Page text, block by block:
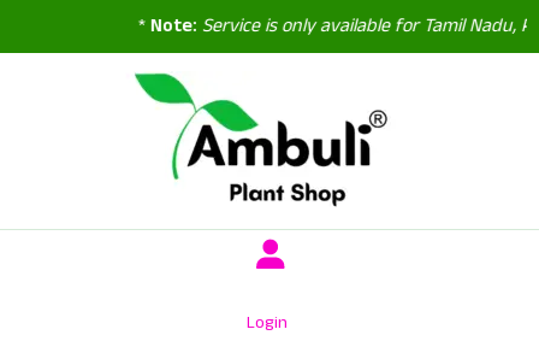
Note:Service is only available for Tamil Nadu,
Login